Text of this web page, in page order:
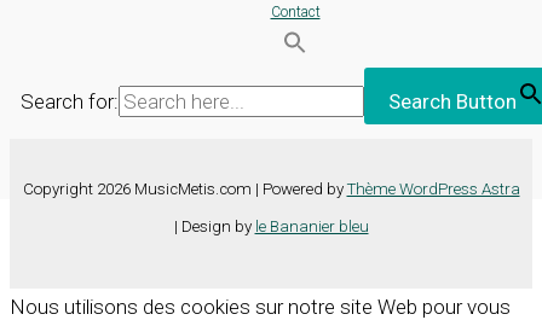
Contact
Search for: Search Button
Copyright 2026 MusicMetis.com | Powered by Thème WordPress Astra
| Design by le Bananier bleu
Nous utilisons des cookies sur notre site Web pour vous